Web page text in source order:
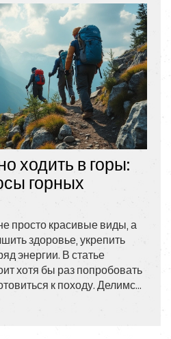
ходить в горы:
горных
просто красивые виды, а
здоровье, укрепить
энергии. В статье
хотя бы раз попробовать
к походу. Делимся
проверенными
что именно происходит